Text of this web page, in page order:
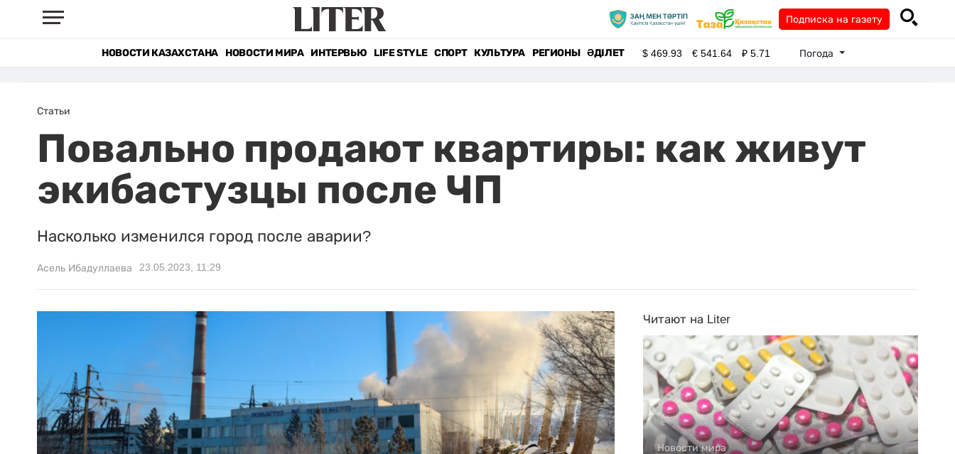
Подписка на газету
НОВОСТИ КАЗАХСТАНА НОВОСТИ МИРА ИНТЕРВЬЮ LIFE STYLE СПОРТ КУЛЬТУРА РЕГИОНЫ ӘДІЛЕТ $469.93 €541.64 ₽5.71 Погода
Статьи
Повально продают квартиры: как живут
экибастузцы после ЧП
Насколько изменился город после аварии?
Асель Ибадуллаева 23.05.2023, 11:29
Читают на Liter
Новости мира